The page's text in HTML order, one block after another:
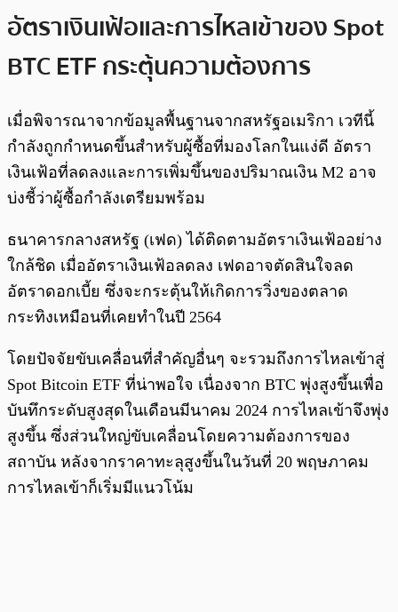
อัตราเงินเฟ้อและการไหลเข้าของ Spot
BTC ETF กระตุ้นความต้องการ
เมื่อพิจารณาจากข้อมูลพื้นฐานจากสหรัฐอเมริกา เวทีนี้
กำลังถูกกำหนดขึ้นสำหรับผู้ซื้อที่มองโลกในแง่ดี อัตรา
เงินเฟ้อที่ลดลงและการเพิ่มขึ้นของปริมาณเงิน M2 อาจ
บ่งชี้ว่าผู้ซื้อกำลังเตรียมพร้อม
ธนาคารกลางสหรัฐ (เฟด) ได้ติดตามอัตราเงินเฟ้ออย่าง
ใกล้ชิด เมื่ออัตราเงินเฟ้อลดลง เฟดอาจตัดสินใจลด
อัตราดอกเบี้ย ซึ่งจะกระตุ้นให้เกิดการวิ่งของตลาด
กระทิงเหมือนที่เคยทำในปี 2564
โดยปัจจัยขับเคลื่อนที่สำคัญอื่นๆ จะรวมถึงการไหลเข้าสู่
Spot Bitcoin ETF ที่น่าพอใจ เนื่องจาก BTC พุ่งสูงขึ้นเพื่อ
บันทึกระดับสูงสุดในเดือนมีนาคม 2024 การไหลเข้าจึงพุ่ง
สูงขึ้น ซึ่งส่วนใหญ่ขับเคลื่อนโดยความต้องการของ
สถาบัน หลังจากราคาทะลุสูงขึ้นในวันที่ 20 พฤษภาคม
การไหลเข้าก็เริ่มมีแนวโน้ม